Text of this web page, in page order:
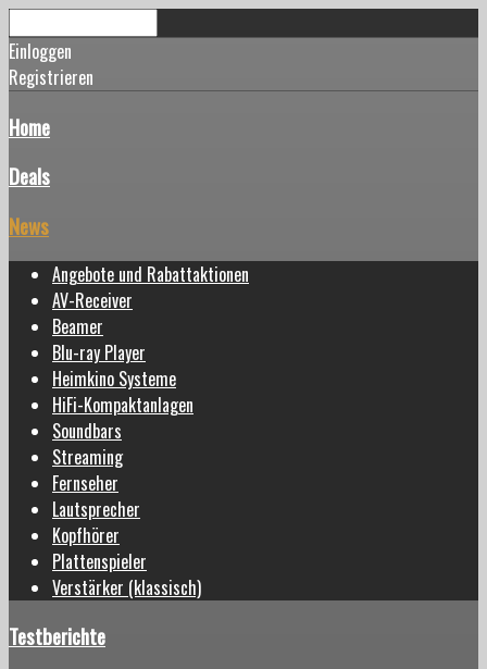
Einloggen
Registrieren
Home
Deals
News
Angebote und Rabattaktionen
AV-Receiver
Beamer
Blu-ray Player
Heimkino Systeme
HiFi-Kompaktanlagen
Soundbars
Streaming
Fernseher
Lautsprecher
Kopfhörer
Plattenspieler
Verstärker (klassisch)
Testberichte